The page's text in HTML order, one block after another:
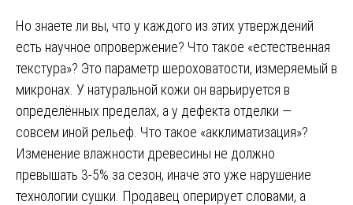
Но знаете ли вы, что у каждого из этих утверждений
есть научное опровержение? Что такое «естественная
текстура»? Это параметр шероховатости, измеряемый в
микронах. У натуральной кожи он варьируется в
определённых пределах, а у дефекта отделки —
совсем иной рельеф. Что такое «акклиматизация»?
Изменение влажности древесины не должно
превышать 3-5% за сезон, иначе это уже нарушение
технологии сушки. Продавец оперирует словами, а